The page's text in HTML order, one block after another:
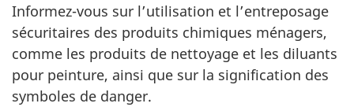
Informez-vous sur l’utilisation et l’entreposage
sécuritaires des produits chimiques ménagers,
comme les produits de nettoyage et les diluants
pour peinture, ainsi que sur la signification des
symboles de danger.